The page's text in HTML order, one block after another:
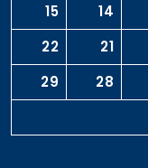
14
15
21
22
28
29